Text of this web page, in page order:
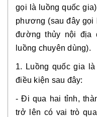
gọi là luồng quốc
phương (sau đây
đường thủy nội địa
luồng chuyên dùng).
1. Luồng quốc gia
điều kiện sau đây:
- Đi qua hai tỉnh,
trở lên có vai trò